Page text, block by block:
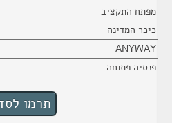
מפתח התקציב
כיכר המדינה
ANYWAY
פנסיה פתוחה